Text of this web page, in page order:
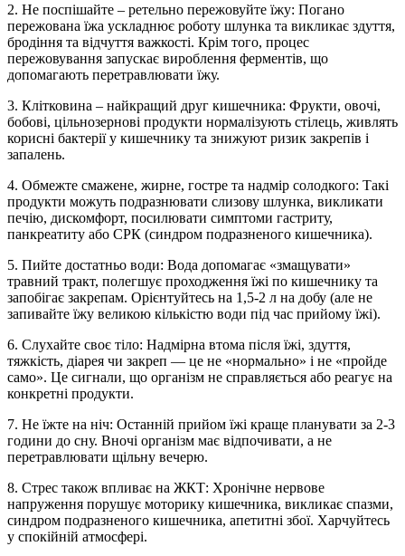
2. Не поспішайте – ретельно пережовуйте їжу: Погано
пережована їжа ускладнює роботу шлунка та викликає здуття,
бродіння та відчуття важкості. Крім того, процес
пережовування запускає вироблення ферментів, що
допомагають перетравлювати їжу.
3. Клітковина – найкращий друг кишечника: Фрукти, овочі,
бобові, цільнозернові продукти нормалізують стілець, живлять
корисні бактерії у кишечнику та знижуют ризик закрепів і
запалень.
4. Обмежте смажене, жирне, гостре та надмір солодкого: Такі
продукти можуть подразнювати слизову шлунка, викликати
печію, дискомфорт, посилювати симптоми гастриту,
панкреатиту або СРК (синдром подразненого кишечника).
5. Пийте достатньо води: Вода допомагає «змащувати»
травний тракт, полегшує проходження їжі по кишечнику та
запобігає закрепам. Орієнтуйтесь на 1,5-2 л на добу (але не
запивайте їжу великою кількістю води під час прийому їжі).
6. Слухайте своє тіло: Надмірна втома після їжі, здуття,
тяжкість, діарея чи закреп — це не «нормально» і не «пройде
само». Це сигнали, що організм не справляється або реагує на
конкретні продукти.
7. Не їжте на ніч: Останній прийом їжі краще планувати за 2-3
години до сну. Вночі організм має відпочивати, а не
перетравлювати щільну вечерю.
8. Стрес також впливає на ЖКТ: Хронічне нервове
напруження порушує моторику кишечника, викликає спазми,
синдром подразненого кишечника, апетитні збої. Харчуйтесь
у спокійній атмосфері.